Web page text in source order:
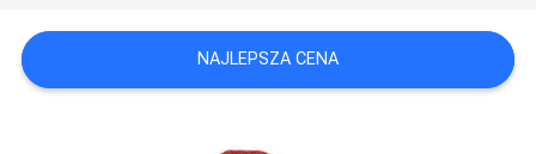
SPRAWY
NAJLEPSZA CENA